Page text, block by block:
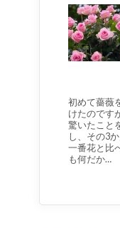
初めて薔薇
けたのです
驚いたこと
し、その3
一番花と比
も何だか…